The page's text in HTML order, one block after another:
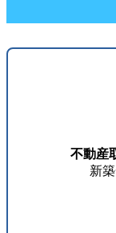
不動産
新